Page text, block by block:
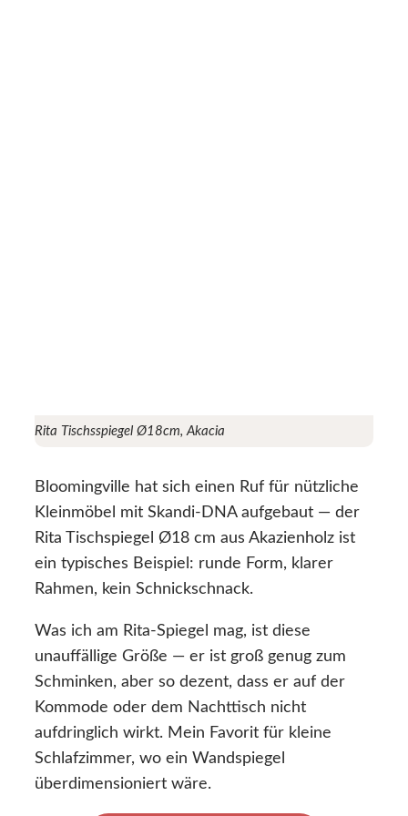
Rita Tischsspiegel Ø18cm, Akacia
Bloomingville hat sich einen Ruf für nützliche
Kleinmöbel mit Skandi-DNA aufgebaut — der
Rita Tischspiegel Ø18 cm aus Akazienholz ist
ein typisches Beispiel: runde Form, klarer
Rahmen, kein Schnickschnack.
Was ich am Rita-Spiegel mag, ist diese
unauffällige Größe — er ist groß genug zum
Schminken, aber so dezent, dass er auf der
Kommode oder dem Nachttisch nicht
aufdringlich wirkt. Mein Favorit für kleine
Schlafzimmer, wo ein Wandspiegel
überdimensioniert wäre.